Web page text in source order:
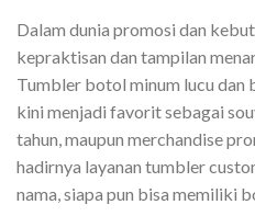
Dalam dunia promosi dan
kepraktisan dan tampilan
Tumbler botol minum lucu dan
kini menjadi favorit sebagai
tahun, maupun merchandise
hadirnya layanan tumbler
nama, siapa pun bisa memiliki